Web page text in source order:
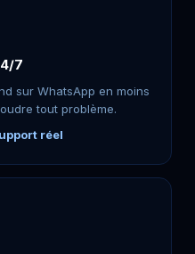
7
sur WhatsApp en moins
tout problème.
réel